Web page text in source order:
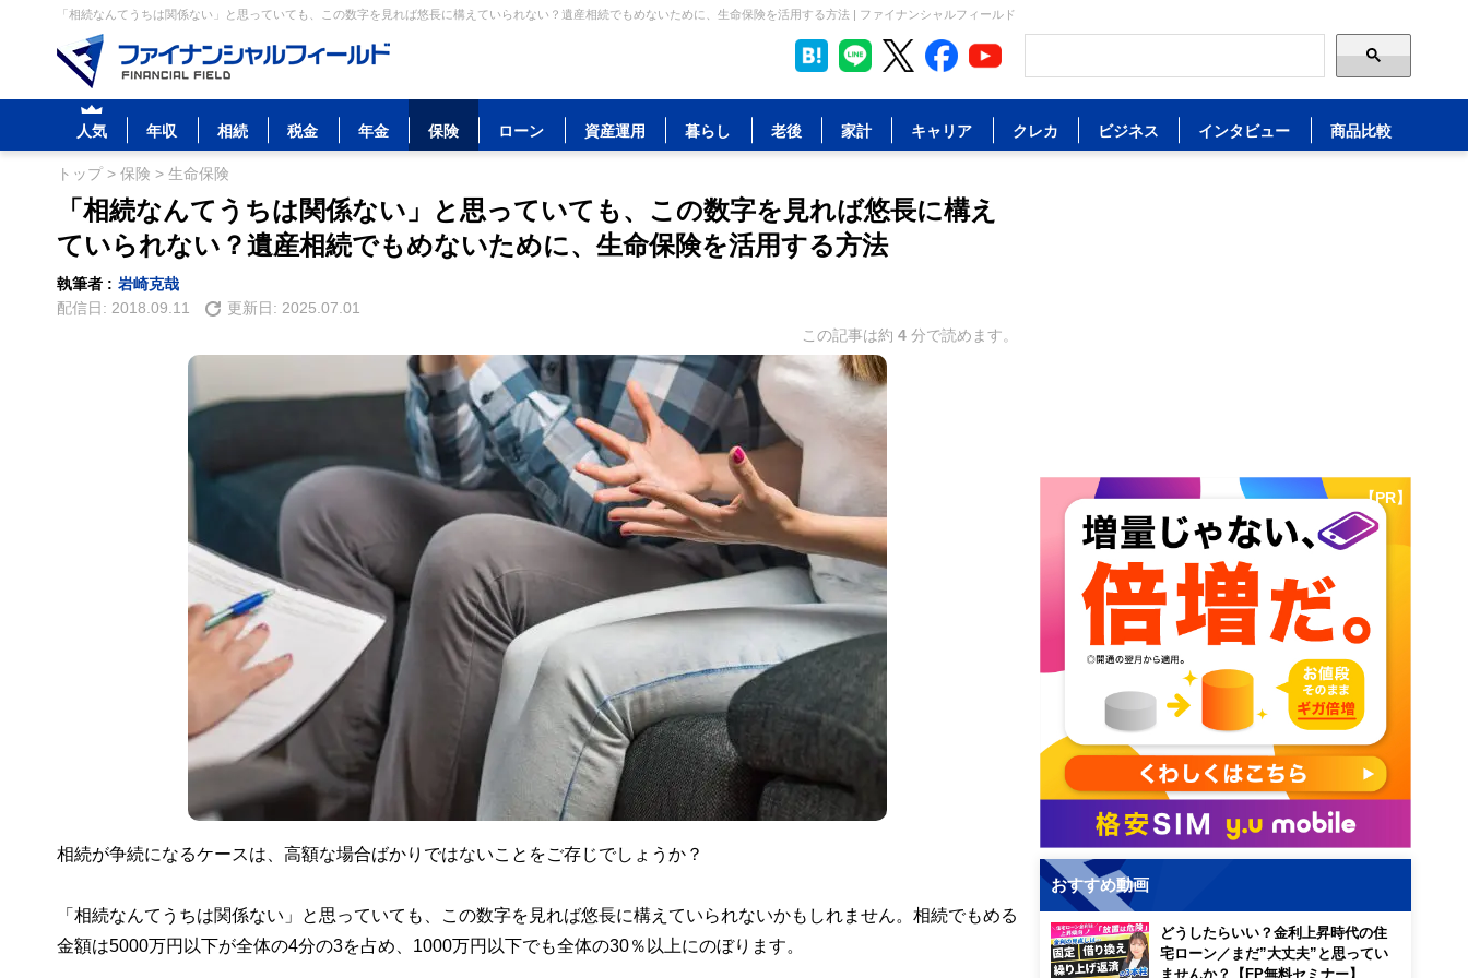
「相続なんてうちは関係ない」と思っていても、この数字を見れば悠長に構えていられない？遺産相続でもめないために、生命保険を活用する方法 | ファイナンシャルフィールド
人気 年収 相続 税金 年金 保険 ローン 資産運用 暮らし 老後 家計 キャリア クレカ ビジネス インタビュー 商品比較
トップ> 保険 > 生命保険
「相続なんてうちは関係ない」と思っていても、この数字を見れば悠長に構え
ていられない？遺産相続でもめないために、生命保険を活用する方法
執筆者 : 岩崎克哉
配信日: 2018.09.11 更新日: 2025.07.01
この記事は約 4 分で読めます。
相続が争続になるケースは、高額な場合ばかりではないことをご存じでしょうか？
「相続なんてうちは関係ない」と思っていても、この数字を見れば悠長に構えていられないかもしれません。相続でもめる
金額は5000万円以下が全体の4分の3を占め、1000万円以下でも全体の30％以上にのぼります。
【PR】
おすすめ動画
どうしたらいい？金利上昇時代の住
宅ローン／まだ”大丈夫”と思ってい
ませんか？【FP無料セミナー】